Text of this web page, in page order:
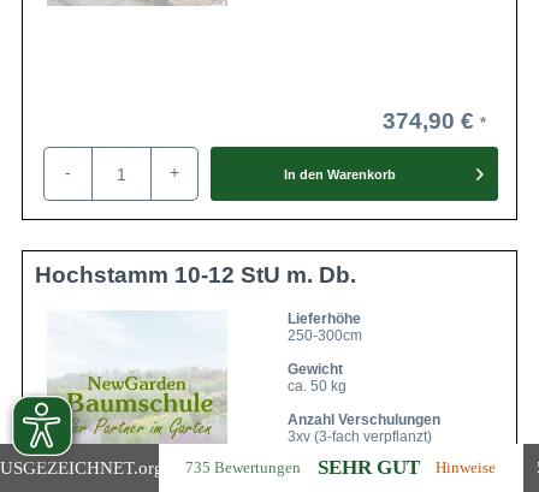
.org 735 Bewertungen SEHR GUT Hinweise
374,90 €
- + In den Warenkorb
Hochstamm 10-12 StU m. Db.
Lieferhöhe
250-300cm
Gewicht
ca. 50 kg
Anzahl Verschulungen
3xv (3-fach verpflanzt)
Lieferbar ab KW43